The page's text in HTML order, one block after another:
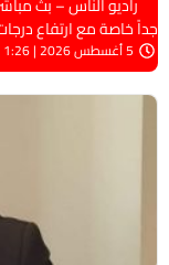
جداً خاصة مع ارتفاع
5 أغسطس 2026 | 1:26 مساءً